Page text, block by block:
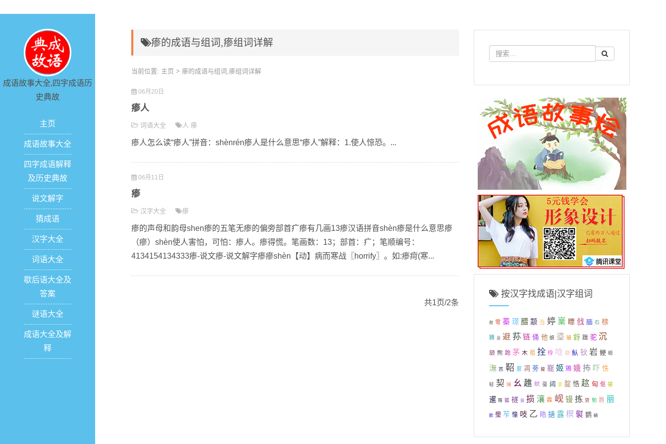
成语故事大全,四字成语历
史典故
主页
成语故事大全
四字成语解释
及历史典故
说文解字
猜成语
汉字大全
词语大全
歇后语大全及
答案
谜语大全
成语大全及解
释
瘆的成语与组词,瘆组词详解
当前位置: 主页 > 瘆的成语与组词,瘆组词详解
06月20日
瘆人
词语大全 人 瘆
瘆人怎么读“瘆人”拼音：shènrén瘆人是什么意思“瘆人”解释：1.使人惊恐。...
06月11日
瘆
汉字大全 瘆
瘆的声母和韵母shen瘆的五笔无瘆的偏旁部首疒瘆有几画13瘆汉语拼音shèn瘆是什么意思瘆
（瘮）shèn使人害怕，可怕：瘆人。瘆得慌。笔画数：13；部首：疒；笔顺编号：
4134154134333瘆-说文瘆-说文解字瘆瘮shèn【动】病而寒战〖horrify〗。如:瘆疴(寒...
共1页/2条
按汉字找成语|汉字组词
熬 雩 蓁 璟 腊 颥 当 婷 嶪 瞟 戗 腼 石 榇
鐏 亘 避 荪 链 俑 他 蟅 瑬 罏 釾 躐 驼 沉
颔 熊 跄 茅 木 殂 拴 伶 唅 奅 魜 钬 岩 鲠 晾
潕 茜 鞀 怠 凋 蒡 捘 巃 姬 鶂 娥 抪 吓 怢
轻 契 嫌 幺 趡 畎 虿 闼 装 腚 悎 趑 匈 伛 攉
暹 鞴 弧 禭 臁 损 瀼 霖 岘 镘 拣 贷 勉 唇 丽
欧 璺 苲 憧 吱 乙 晧 擿 露 榠 褽 鹦 齰